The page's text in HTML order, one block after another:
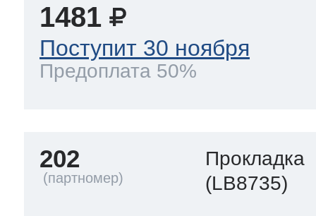
1481
Поступит 30 ноября
Предоплата 50%
202
Прокладка
(LB8735)